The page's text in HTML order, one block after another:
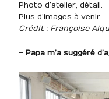
Photo d’atelier, détail.
Plus d’images à venir.
Crédit : Françoise
– Papa m’a suggéré